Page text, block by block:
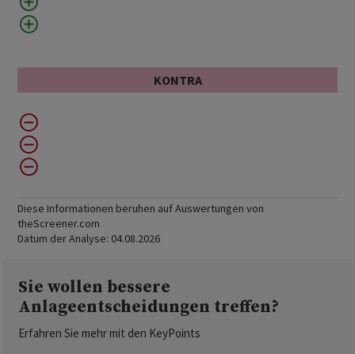
KONTRA
Diese Informationen beruhen auf Auswertungen von
theScreener.com
Datum der Analyse: 04.08.2026
Sie wollen bessere
Anlageentscheidungen treffen?
Erfahren Sie mehr mit den KeyPoints